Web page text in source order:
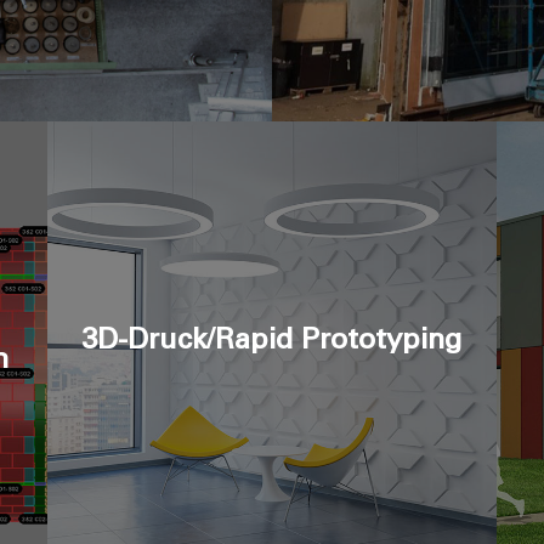
3D-Druck/Rapid Prototyping